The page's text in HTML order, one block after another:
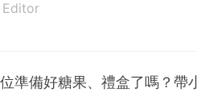
準備好糖果、禮盒了嗎？帶